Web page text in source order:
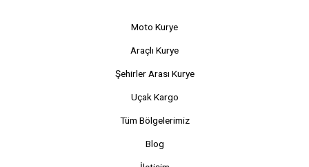
Moto Kurye
Araçlı Kurye
Şehirler Arası Kurye
Uçak Kargo
Tüm Bölgelerimiz
Blog